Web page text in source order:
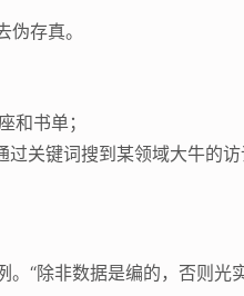
存真。
和书单；
关键词搜到某领域大牛的访
“除非数据是编的，否则光